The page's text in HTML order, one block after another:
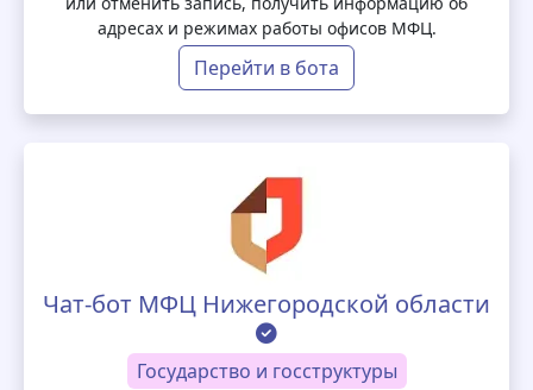
адресах и режимах работы офисов МФЦ.
Перейти в бота
Чат-бот МФЦ Нижегородской области
Государство и госструктуры